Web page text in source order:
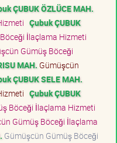
ÇUBUK ÖZLÜCE MAH.
Çubuk ÇUBUK
İlaçlama Hizmeti
Gümüş Böceği
MAH. Gümüşcün
ÇUBUK SELE MAH.
Çubuk ÇUBUK
Böceği İlaçlama Hizmeti
Gümüş Böceği İlaçlama
Gümüşcün Gümüş Böceği